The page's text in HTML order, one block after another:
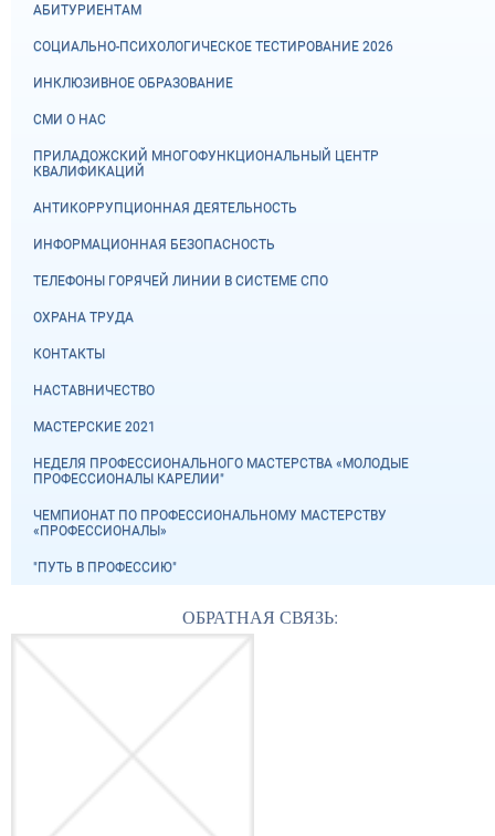
АБИТУРИЕНТАМ
СОЦИАЛЬНО-ПСИХОЛОГИЧЕСКОЕ ТЕСТИРОВАНИЕ 2026
ИНКЛЮЗИВНОЕ ОБРАЗОВАНИЕ
СМИ О НАС
ПРИЛАДОЖСКИЙ МНОГОФУНКЦИОНАЛЬНЫЙ ЦЕНТР
КВАЛИФИКАЦИЙ
АНТИКОРРУПЦИОННАЯ ДЕЯТЕЛЬНОСТЬ
ИНФОРМАЦИОННАЯ БЕЗОПАСНОСТЬ
ТЕЛЕФОНЫ ГОРЯЧЕЙ ЛИНИИ В СИСТЕМЕ СПО
ОХРАНА ТРУДА
КОНТАКТЫ
НАСТАВНИЧЕСТВО
МАСТЕРСКИЕ 2021
НЕДЕЛЯ ПРОФЕССИОНАЛЬНОГО МАСТЕРСТВА «МОЛОДЫЕ
ПРОФЕССИОНАЛЫ КАРЕЛИИ"
ЧЕМПИОНАТ ПО ПРОФЕССИОНАЛЬНОМУ МАСТЕРСТВУ
«ПРОФЕССИОНАЛЫ»
"ПУТЬ В ПРОФЕССИЮ"
ОБРАТНАЯ СВЯЗЬ: